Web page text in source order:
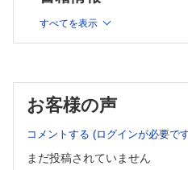
SSにおける腺外病変（extra-
新規治療法に向けて
おわりに
第6章 全身性強皮症
SSc-ILDの病態
現在の治療
おわりに
GCAの発症に関与する抗原
GCAとTAKの病態生理におけ
大型血管炎に期待される新規治
おわりに
01 全身性エリテマトーデスに
はじめに
すべてを表示
お客様の声
コメントする (ログインが必要で
まだ投稿されていません